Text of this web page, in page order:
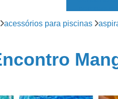
Filtros para
piscinas
acessórios para piscinas